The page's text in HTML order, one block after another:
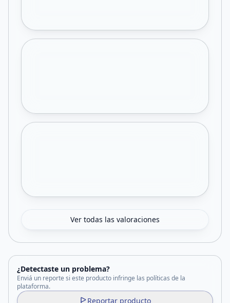
Ver todas las valoraciones
¿Detectaste un problema?
Enviá un reporte si este producto infringe las políticas de la
plataforma.
Reportar producto